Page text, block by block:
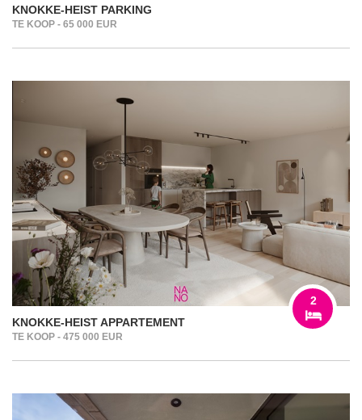
KNOKKE-HEIST PARKING
TE KOOP - 65 000 EUR
KNOKKE-HEIST APPARTEMENT
TE KOOP - 475 000 EUR
2